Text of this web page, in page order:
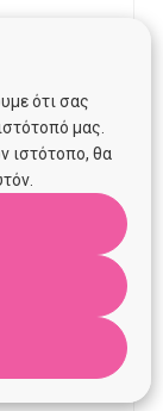
ότι σας
μας.
ιστότοπο, θα